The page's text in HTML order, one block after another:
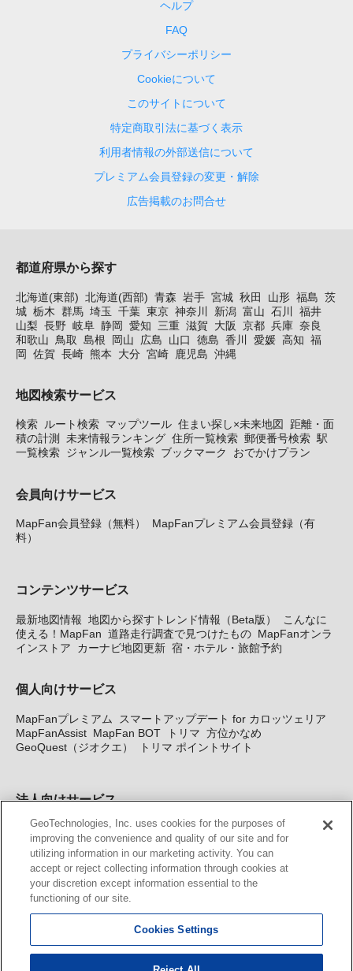
ヘルプ
FAQ
プライバシーポリシー
Cookieについて
このサイトについて
特定商取引法に基づく表示
利用者情報の外部送信について
プレミアム会員登録の変更・解除
広告掲載のお問合せ
都道府県から探す
北海道(東部) 北海道(西部) 青森 岩手 宮城 秋田 山形 福島 茨
城 栃木 群馬 埼玉 千葉 東京 神奈川 新潟 富山 石川
福井
山梨 長野 岐阜 静岡 愛知 三重 滋賀 大阪 京都 兵庫 奈良
和歌山
鳥取 島根 岡山 広島 山口 徳島 香川 愛媛 高知 福
岡 佐賀 長崎 熊本 大分 宮崎 鹿児島 沖縄
地図検索サービス
検索 ルート検索 マップツール 住まい探し×未来地図
距離・面
積の計測
未来情報ランキング 住所一覧検索 郵便番号検索 駅
一覧検索 ジャンル一覧検索 ブックマーク おでかけプラン
会員向けサービス
MapFan会員登録（無料）
MapFanプレミアム会員登録（有
料）
コンテンツサービス
最新地図情報 地図から探すトレンド情報（Beta版）
こんなに
使える！MapFan 道路走行調査で見つけたもの MapFanオンラ
インストア
カーナビ地図更新 宿・ホテル・旅館予約
個人向けサービス
MapFanプレミアム
スマートアップデート for カロッツェリア
MapFanAssist MapFan BOT トリマ 方位かなめ
GeoQuest（ジオクエ）
トリマ ポイントサイト
法人向けサービス
法人向け地図・位置情報サービス WEBサイト・システム向け地
図API Windows PC向け地図開発キット MapFan DB 住所確認
サービス
MAP WORLD+ トリマ広告 Geo-Research
カーナビ地図更新サービス
MapFan スマートメンバーズ
KENWOOD MapFan Club
GeoTechnologies, Inc. uses cookies for the purposes of
improving the convenience and quality of our site and for
utilizing information in our marketing activity. You can
accept or reject collecting information through cookies at
your discretion except information essential to the
functioning of our site.
Cookies Settings